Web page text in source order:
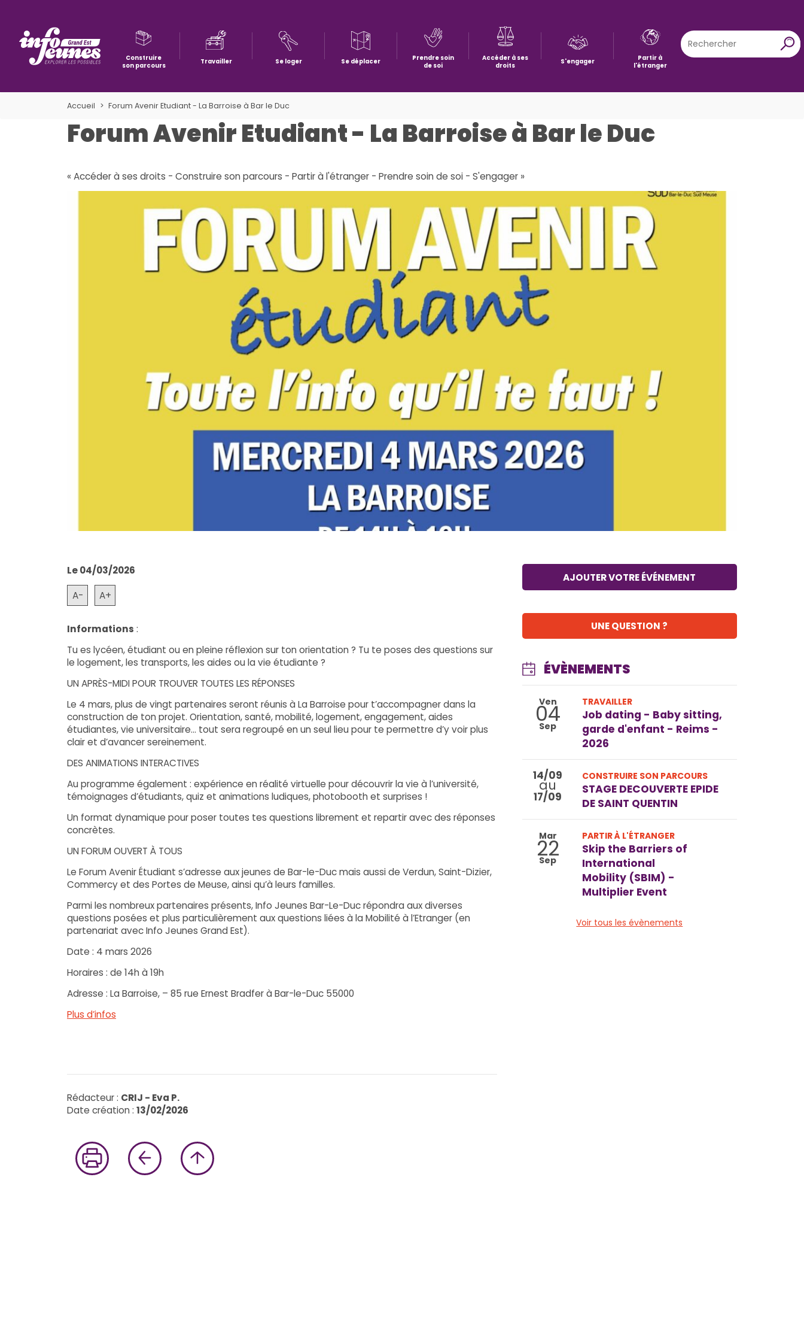
Construire
son parcours
Travailler Se loger Se déplacer
Prendre soin
de soi
Accéder à ses
droits
S'engager
Partir à
l'étranger
Rechercher
X
Accueil Forum Avenir Etudiant - La Barroise à Bar le Duc
Forum Avenir Etudiant - La Barroise à Bar le Duc
« Accéder à ses droits - Construire son parcours - Partir à l'étranger - Prendre soin de soi - S'engager »
Le 04/03/2026
A-
A+
Informations :
Tu es lycéen, étudiant ou en pleine réflexion sur ton orientation ? Tu te poses des questions sur
le logement, les transports, les aides ou la vie étudiante ?
UN APRÈS-MIDI POUR TROUVER TOUTES LES RÉPONSES
Le 4 mars, plus de vingt partenaires seront réunis à La Barroise pour t’accompagner dans la
construction de ton projet. Orientation, santé, mobilité, logement, engagement, aides
étudiantes, vie universitaire… tout sera regroupé en un seul lieu pour te permettre d’y voir plus
clair et d’avancer sereinement.
DES ANIMATIONS INTERACTIVES
Au programme également : expérience en réalité virtuelle pour découvrir la vie à l’université,
témoignages d’étudiants, quiz et animations ludiques, photobooth et surprises !
Un format dynamique pour poser toutes tes questions librement et repartir avec des réponses
concrètes.
UN FORUM OUVERT À TOUS
Le Forum Avenir Étudiant s’adresse aux jeunes de Bar-le-Duc mais aussi de Verdun, Saint-Dizier,
Commercy et des Portes de Meuse, ainsi qu’à leurs familles.
Parmi les nombreux partenaires présents, Info Jeunes Bar-Le-Duc répondra aux diverses
questions posées et plus particulièrement aux questions liées à la Mobilité à l’Etranger (en
partenariat avec Info Jeunes Grand Est).
Date : 4 mars 2026
Horaires : de 14h à 19h
Adresse : La Barroise, – 85 rue Ernest Bradfer à Bar-le-Duc 55000
Plus d’infos
Rédacteur : CRIJ - Eva P.
Date création : 13/02/2026
AJOUTER VOTRE ÉVÉNEMENT
UNE QUESTION ?
ÉVÈNEMENTS
Ven
04
Sep
TRAVAILLER
Job dating - Baby sitting,
garde d'enfant - Reims -
2026
14/09
au
17/09
CONSTRUIRE SON PARCOURS
STAGE DECOUVERTE EPIDE
DE SAINT QUENTIN
Mar
22
Sep
PARTIR À L'ÉTRANGER
Skip the Barriers of
International
Mobility (SBIM) -
Multiplier Event
Voir tous les évènements